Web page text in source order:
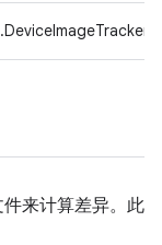
来计算差异。此